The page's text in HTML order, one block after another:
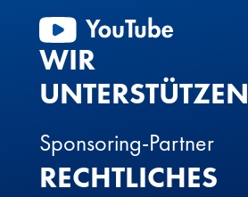
WIR
UNTERSTÜTZEN
Sponsoring-Partner
RECHTLICHES